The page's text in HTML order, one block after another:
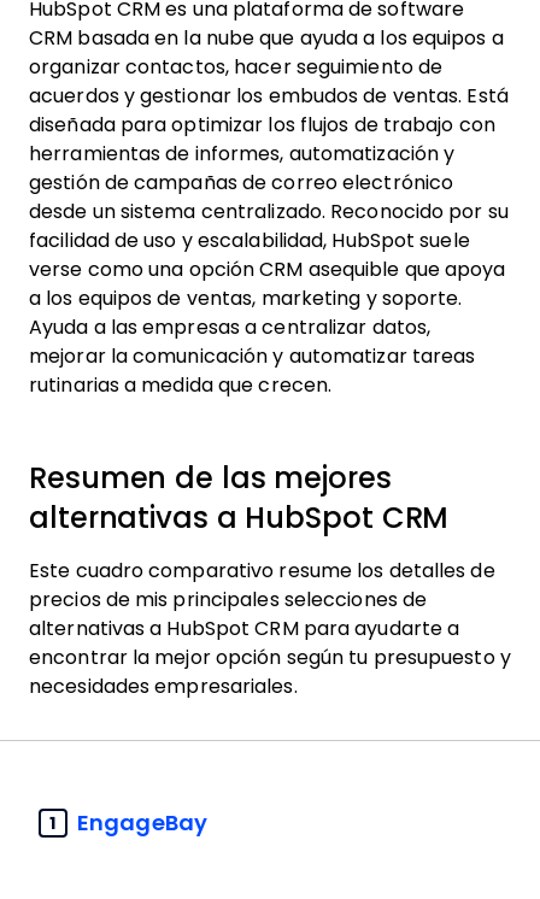
HubSpot CRM es una plataforma de software
CRM basada en la nube que ayuda a los equipos a
organizar contactos, hacer seguimiento de
acuerdos y gestionar los embudos de ventas. Está
diseñada para optimizar los flujos de trabajo con
herramientas de informes, automatización y
gestión de campañas de correo electrónico
desde un sistema centralizado. Reconocido por su
facilidad de uso y escalabilidad, HubSpot suele
verse como una opción CRM asequible que apoya
a los equipos de ventas, marketing y soporte.
Ayuda a las empresas a centralizar datos,
mejorar la comunicación y automatizar tareas
rutinarias a medida que crecen.
Resumen de las mejores
alternativas a HubSpot CRM
Este cuadro comparativo resume los detalles de
precios de mis principales selecciones de
alternativas a HubSpot CRM para ayudarte a
encontrar la mejor opción según tu presupuesto y
necesidades empresariales.
1 EngageBay